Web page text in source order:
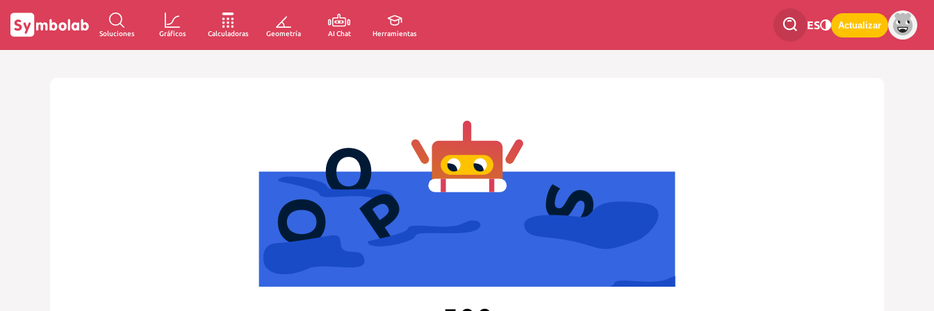
Soluciones Gráficos Calculadoras Geometría AI Chat Herramientas
ES Actualizar